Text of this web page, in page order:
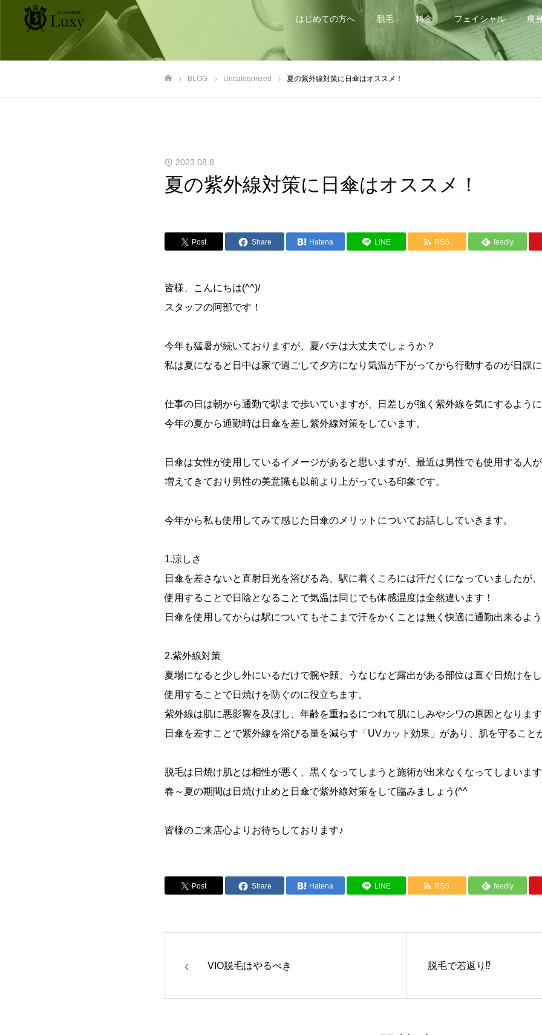
はじめての方へ 脱毛 料金 フェイシャル 痩
BLOG Uncategorized 夏の紫外線対策に日傘はオススメ！
2023.08.8
夏の紫外線対策に日傘はオススメ！
Post Share Hatena LINE RSS feedly
皆様、こんにちは(^^)/
スタッフの阿部です！
今年も猛暑が続いておりますが、夏バテは大丈夫でしょうか？
私は夏になると日中は家で過ごして夕方になり気温が下がってから行動するのが日課に
仕事の日は朝から通勤で駅まで歩いていますが、日差しが強く紫外線を気にするように
今年の夏から通勤時は日傘を差し紫外線対策をしています。
日傘は女性が使用しているイメージがあると思いますが、最近は男性でも使用する人が
増えてきており男性の美意識も以前より上がっている印象です。
今年から私も使用してみて感じた日傘のメリットについてお話ししていきます。
1.涼しさ
日傘を差さないと直射日光を浴びる為、駅に着くころには汗だくになっていましたが
使用することで日陰となることで気温は同じでも体感温度は全然違います！
日傘を使用してからは駅についてもそこまで汗をかくことは無く快適に通勤出来るよう
2.紫外線対策
夏場になると少し外にいるだけで腕や顔、うなじなど露出がある部位は直ぐ日焼けを
使用することで日焼けを防ぐのに役立ちます。
紫外線は肌に悪影響を及ぼし、年齢を重ねるにつれて肌にしみやシワの原因となります
日傘を差すことで紫外線を浴びる量を減らす「UVカット効果」があり、肌を守ること
脱毛は日焼け肌とは相性が悪く、黒くなってしまうと施術が出来なくなってしまいます
春～夏の期間は日焼け止めと日傘で紫外線対策をして臨みましょう(^^ゞ
皆様のご来店心よりお待ちしております♪
Post Share Hatena LINE RSS feedly
VIO脱毛はやるべき 脱毛で若返り⁉